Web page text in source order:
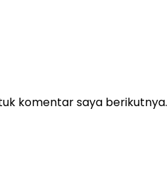
komentar saya berikutnya.